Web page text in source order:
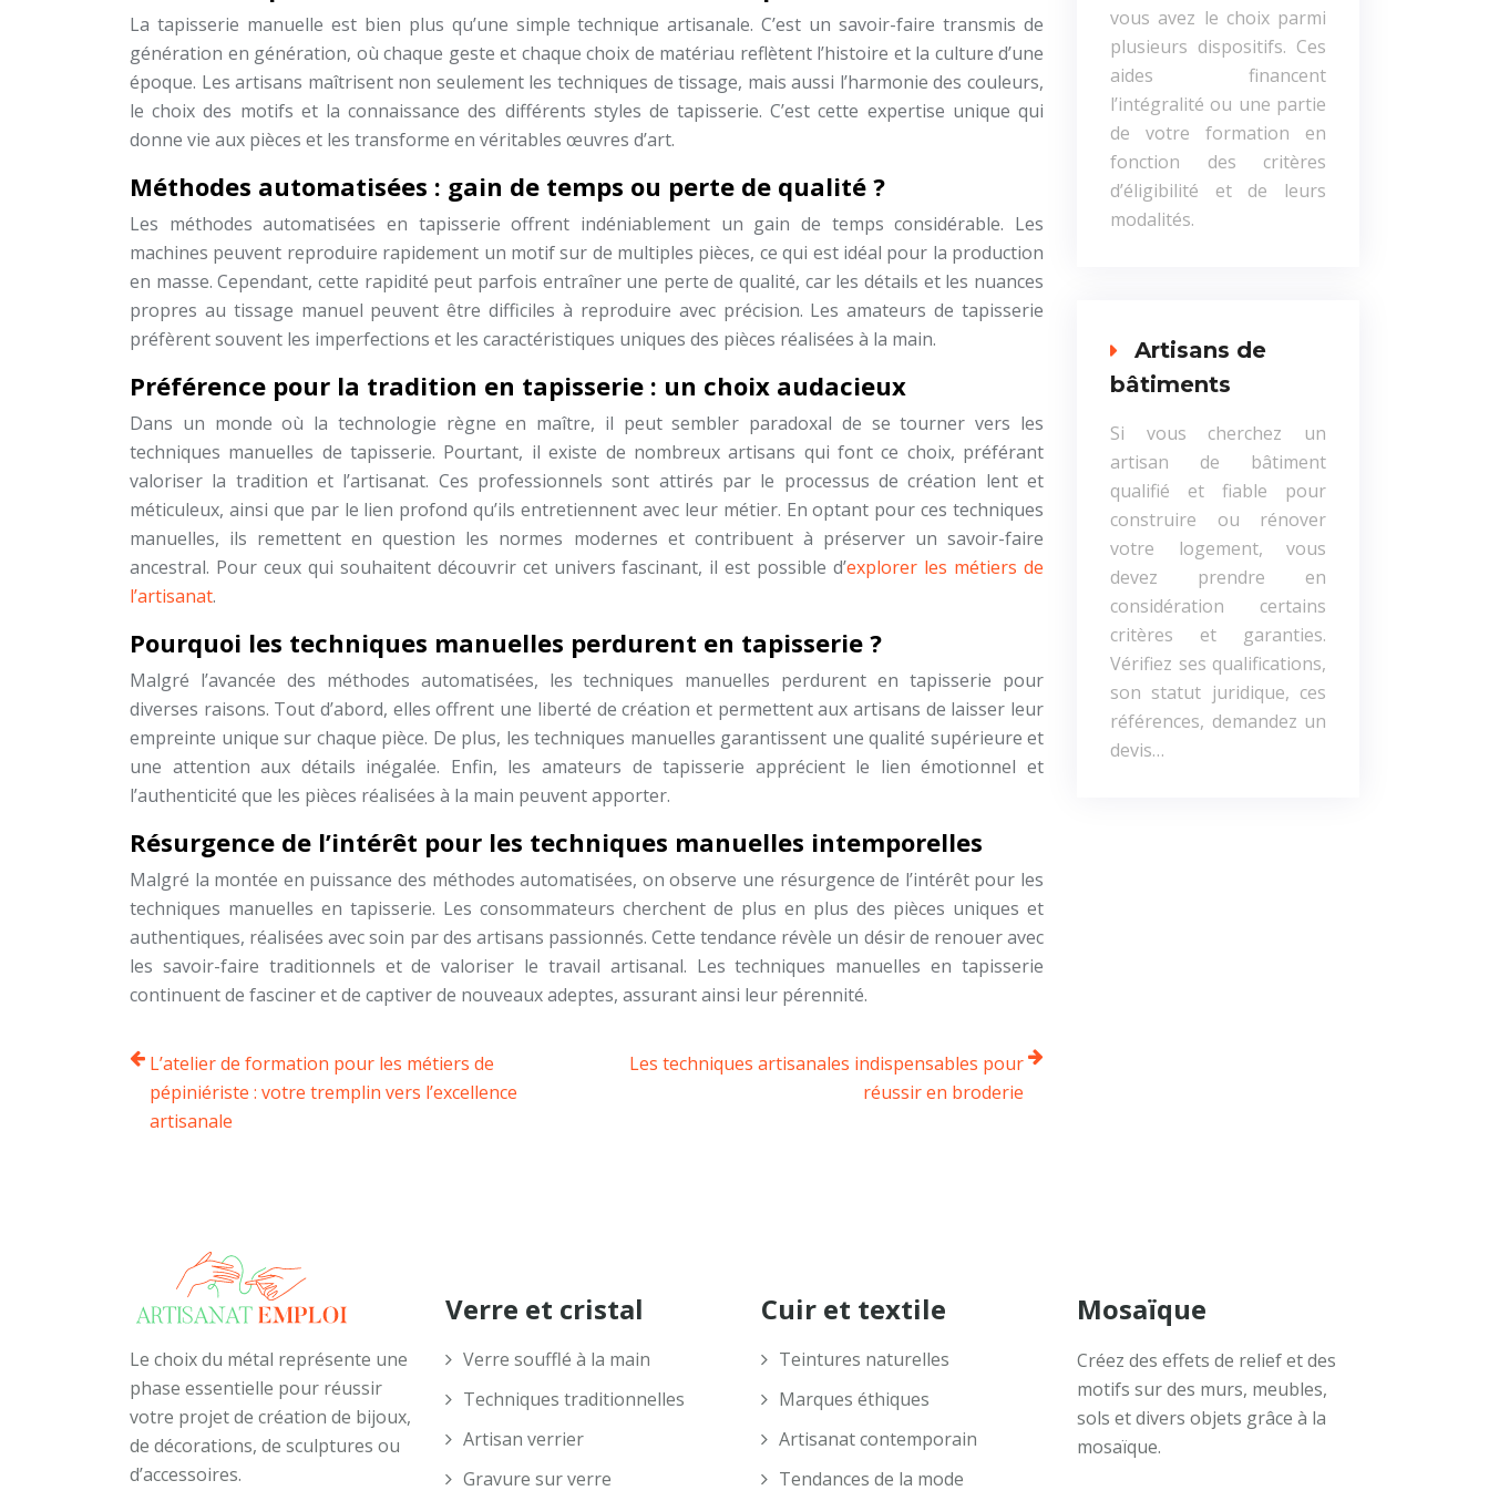
La tapisserie manuelle est bien plus qu’une simple technique artisanale. C’est un savoir-faire transmis de
génération en génération, où chaque geste et chaque choix de matériau reflètent l’histoire et la culture d’une
époque. Les artisans maîtrisent non seulement les techniques de tissage, mais aussi l’harmonie des couleurs,
le choix des motifs et la connaissance des différents styles de tapisserie. C’est cette expertise unique qui
donne vie aux pièces et les transforme en véritables œuvres d’art.
Méthodes automatisées : gain de temps ou perte de qualité ?
Les méthodes automatisées en tapisserie offrent indéniablement un gain de temps considérable. Les
machines peuvent reproduire rapidement un motif sur de multiples pièces, ce qui est idéal pour la production
en masse. Cependant, cette rapidité peut parfois entraîner une perte de qualité, car les détails et les nuances
propres au tissage manuel peuvent être difficiles à reproduire avec précision. Les amateurs de tapisserie
préfèrent souvent les imperfections et les caractéristiques uniques des pièces réalisées à la main.
Préférence pour la tradition en tapisserie : un choix audacieux
Dans un monde où la technologie règne en maître, il peut sembler paradoxal de se tourner vers les
techniques manuelles de tapisserie. Pourtant, il existe de nombreux artisans qui font ce choix, préférant
valoriser la tradition et l’artisanat. Ces professionnels sont attirés par le processus de création lent et
méticuleux, ainsi que par le lien profond qu’ils entretiennent avec leur métier. En optant pour ces techniques
manuelles, ils remettent en question les normes modernes et contribuent à préserver un savoir-faire
ancestral. Pour ceux qui souhaitent découvrir cet univers fascinant, il est possible d’explorer les métiers de
l’artisanat.
Pourquoi les techniques manuelles perdurent en tapisserie ?
Malgré l’avancée des méthodes automatisées, les techniques manuelles perdurent en tapisserie pour
diverses raisons. Tout d’abord, elles offrent une liberté de création et permettent aux artisans de laisser leur
empreinte unique sur chaque pièce. De plus, les techniques manuelles garantissent une qualité supérieure et
une attention aux détails inégalée. Enfin, les amateurs de tapisserie apprécient le lien émotionnel et
l’authenticité que les pièces réalisées à la main peuvent apporter.
Résurgence de l’intérêt pour les techniques manuelles intemporelles
Malgré la montée en puissance des méthodes automatisées, on observe une résurgence de l’intérêt pour les
techniques manuelles en tapisserie. Les consommateurs cherchent de plus en plus des pièces uniques et
authentiques, réalisées avec soin par des artisans passionnés. Cette tendance révèle un désir de renouer avec
les savoir-faire traditionnels et de valoriser le travail artisanal. Les techniques manuelles en tapisserie
continuent de fasciner et de captiver de nouveaux adeptes, assurant ainsi leur pérennité.
L’atelier de formation pour les métiers de
pépiniériste : votre tremplin vers l’excellence
artisanale
Les techniques artisanales indispensables pour
réussir en broderie
vous avez le choix parmi
plusieurs dispositifs. Ces
aides financent
l’intégralité ou une partie
de votre formation en
fonction des critères
d’éligibilité et de leurs
modalités.
Artisans de
bâtiments
Si vous cherchez un
artisan de bâtiment
qualifié et fiable pour
construire ou rénover
votre logement, vous
devez prendre en
considération certains
critères et garanties.
Vérifiez ses qualifications,
son statut juridique, ces
références, demandez un
devis…
Le choix du métal représente une
phase essentielle pour réussir
votre projet de création de bijoux,
de décorations, de sculptures ou
d’accessoires.
Verre et cristal
Verre soufflé à la main
Techniques traditionnelles
Artisan verrier
Gravure sur verre
Cuir et textile
Teintures naturelles
Marques éthiques
Artisanat contemporain
Tendances de la mode
Mosaïque
Créez des effets de relief et des
motifs sur des murs, meubles,
sols et divers objets grâce à la
mosaïque.